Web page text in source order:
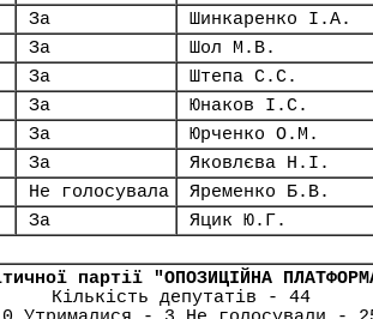
За Шинкаренко І.А.
За Шол М.В.
За Штепа С.С.
За Юнаков І.С.
За Юрченко О.М.
За Яковлєва Н.І.
Не голосувала Яременко Б.В.
За Яцик Ю.Г.
партії "ОПОЗИЦІЙНА
Кількість депутатів - 44